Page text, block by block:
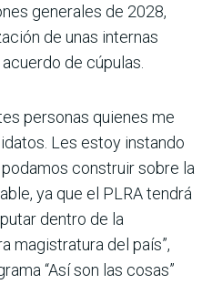
generales de 2028,
de unas internas
de cúpulas.
personas quienes me
Les estoy instando
construir sobre la
ya que el PLRA tendrá
dentro de la
magistratura del país”,
“Así son las cosas”